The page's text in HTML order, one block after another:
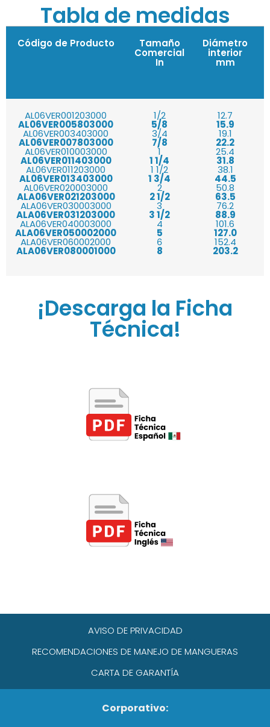
Tabla de medidas
Código de Producto Tamaño
Comercial
In
Diámetro
interior
mm
AL06VER001203000
AL06VER005803000
AL06VER003403000
AL06VER007803000
AL06VER010003000
AL06VER011403000
AL06VER011203000
AL06VER013403000
AL06VER020003000
ALA06VER021203000
ALA06VER030003000
ALA06VER031203000
ALA06VER040003000
ALA06VER050002000
ALA06VER060002000
ALA06VER080001000
1/2
5/8
3/4
7/8
1
1 1/4
1 1/2
1 3/4
2
2 1/2
3
3 1/2
4
5
6
8
12.7
15.9
19.1
22.2
25.4
31.8
38.1
44.5
50.8
63.5
76.2
88.9
101.6
127.0
152.4
203.2
¡Descarga la Ficha
Técnica!
AVISO DE PRIVACIDAD
RECOMENDACIONES DE MANEJO DE MANGUERAS
CARTA DE GARANTÍA
Corporativo: